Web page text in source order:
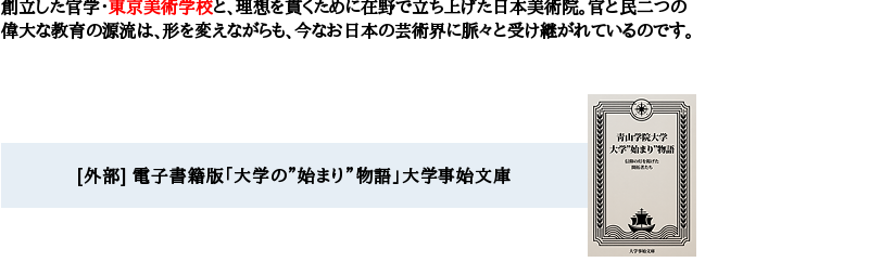
創立した官学・東京美術学校と、理想を貫くために在野で立ち上げた日本美術院。官と民二つの
偉大な教育の源流は、形を変えながらも、今なお日本の芸術界に脈々と受け継がれているのです。
[外部] 電子書籍版「大学の”始まり”物語」大学事始文庫